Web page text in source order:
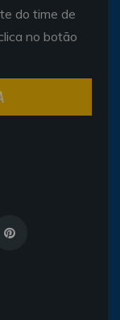
do time de
no botão